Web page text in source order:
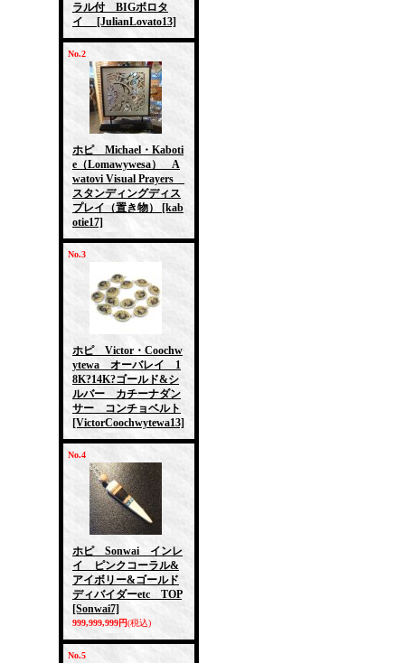
ラル付 BIGボロタ
イ
[JulianLovato13]
No.2
ホピ Michael・Kaboti
e（Lomawywesa） A
watovi Visual Prayers
スタンディングディス
プレイ（置き物）
[kab
otie17]
No.3
ホピ Victor・Coochw
ytewa オーバレイ 1
8K?14K?ゴールド&シ
ルバー カチーナダン
サー コンチョベルト
[VictorCoochwytewa13]
No.4
ホピ Sonwai インレ
イ ピンクコーラル&
アイボリー&ゴールド
ディバイダーetc TOP
[Sonwai7]
999,999,999円(税込)
No.5